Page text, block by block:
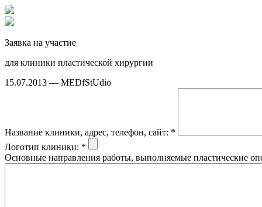
Заявка на участие
для клиники пластической хирургии
15.07.2013 — MEDfStUdio
Название клиники, адрес, телефон, сайт: *
Логотип клиники: *
Основные направления работы, выполняемые пластические